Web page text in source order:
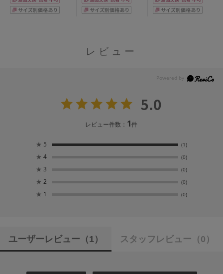
レビュー
5.0
レビュー件数： 1件
★ 5 (1)
★ 4 (0)
★ 3 (0)
★ 2 (0)
★ 1 (0)
ユーザーレビュー （1） スタッフレビュー （0）